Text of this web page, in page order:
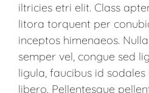
iltricies etri elit. Class
litora torquent per
inceptos himenaeos.
semper vel, congue sed
ligula, faucibus id
libero. Pellentesque